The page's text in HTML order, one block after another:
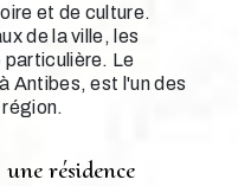
et de culture.
de la ville, les
particulière. Le
Antibes, est l'un des
résidence